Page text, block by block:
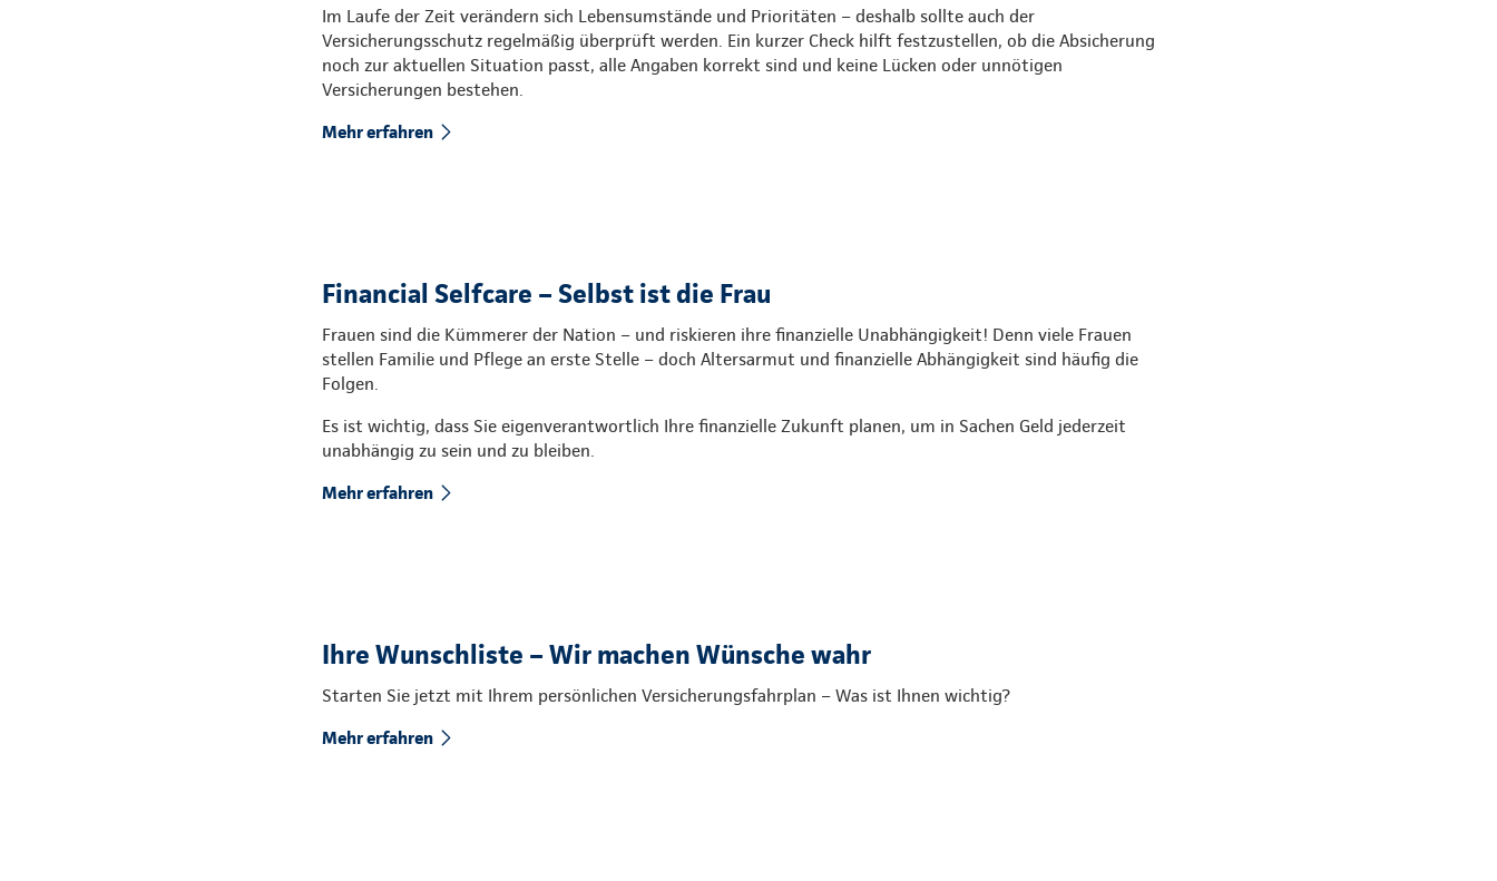
Im Laufe der Zeit verändern sich Lebensumstände und Prioritäten – deshalb sollte auch der
Versicherungsschutz regelmäßig überprüft werden. Ein kurzer Check hilft festzustellen, ob die Absicherung
noch zur aktuellen Situation passt, alle Angaben korrekt sind und keine Lücken oder unnötigen
Versicherungen bestehen.
Mehr erfahren
Financial Selfcare – Selbst ist die Frau
Frauen sind die Kümmerer der Nation – und riskieren ihre finanzielle Unabhängigkeit! Denn viele Frauen
stellen Familie und Pflege an erste Stelle – doch Altersarmut und finanzielle Abhängigkeit sind häufig die
Folgen.
Es ist wichtig, dass Sie eigenverantwortlich Ihre finanzielle Zukunft planen, um in Sachen Geld jederzeit
unabhängig zu sein und zu bleiben.
Mehr erfahren
Ihre Wunschliste – Wir machen Wünsche wahr
Starten Sie jetzt mit Ihrem persönlichen Versicherungsfahrplan – Was ist Ihnen wichtig?
Mehr erfahren